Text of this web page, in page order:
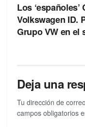
Los
Volkswagen ID.
Grupo VW en el
Deja una
Tu dirección de
campos obligatorios